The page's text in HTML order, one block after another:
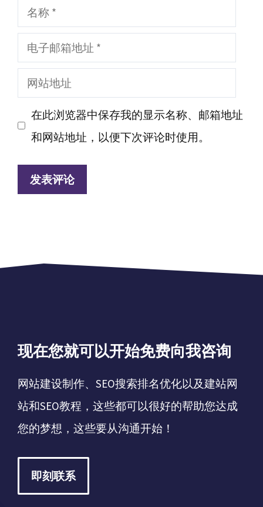
称
电
子
邮
地
网
站
地
在此浏览器中保存我的显示名称、邮箱地址
和网站地址，以便下次评论时使用。
现在您就可以开始免费向我咨询
网站建设制作、SEO搜索排名优化以及建站网
站和SEO教程，这些都可以很好的帮助您达成
您的梦想，这些要从沟通开始！
即刻联系